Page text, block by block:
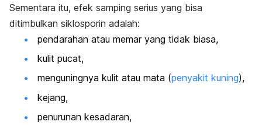
Sementara itu, efek samping serius yang bisa
ditimbulkan siklosporin adalah:
pendarahan atau memar yang tidak biasa,
kulit pucat,
menguningnya kulit atau mata (penyakit kuning),
kejang,
penurunan kesadaran,